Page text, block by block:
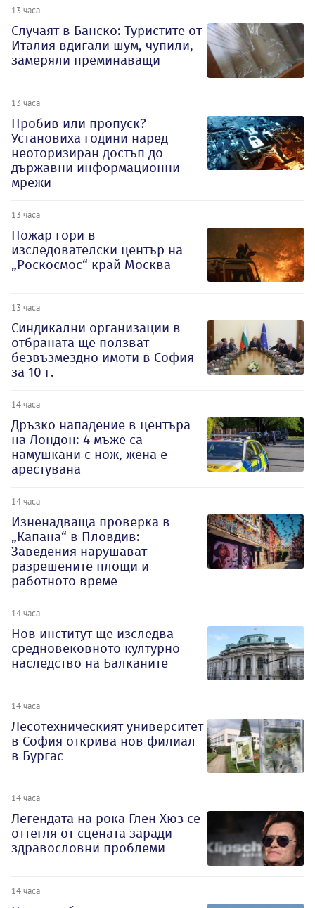
13 часа
Случаят в Банско: Туристите от
Италия вдигали шум, чупили,
замеряли преминаващи
13 часа
Пробив или пропуск?
Установиха години наред
неоторизиран достъп до
държавни информационни
мрежи
13 часа
Пожар гори в
изследователски център на
„Роскосмос“ край Москва
13 часа
Синдикални организации в
отбраната ще ползват
безвъзмездно имоти в София
за 10 г.
14 часа
Дръзко нападение в центъра
на Лондон: 4 мъже са
намушкани с нож, жена е
арестувана
14 часа
Изненадваща проверка в
„Капана“ в Пловдив:
Заведения нарушават
разрешените площи и
работното време
14 часа
Нов институт ще изследва
средновековното културно
наследство на Балканите
14 часа
Лесотехническият университет
в София открива нов филиал
в Бургас
14 часа
Легендата на рока Глен Хюз се
оттегля от сцената заради
здравословни проблеми
14 часа